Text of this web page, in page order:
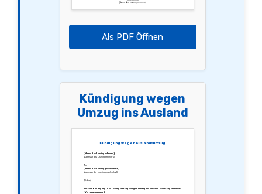
[Name des Leasingnehmers]
Als PDF Öffnen
Kündigung wegen
Umzug ins Ausland
Kündigung wegen Auslandsumzug
[Name des Leasingnehmers]
[Adresse des Leasingnehmers]
An:
[Name der Leasinggesellschaft]
[Adresse der Leasinggesellschaft]
[Datum]
Betreff: Kündigung des Leasingvertrags wegen Umzug ins Ausland – Vertragsnummer:
[Vertragsnummer]